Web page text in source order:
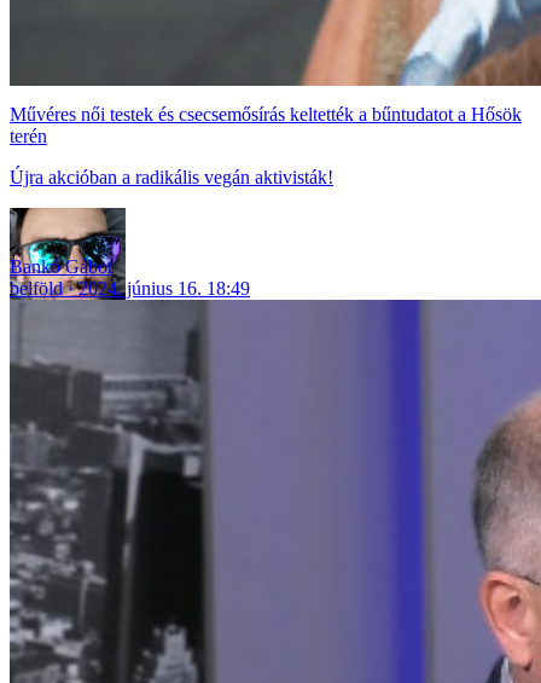
Művéres női testek és csecsemősírás keltették a bűntudatot a Hősök
terén
Újra akcióban a radikális vegán aktivisták!
Bankó Gábor
belföld
2024. június 16. 18:49